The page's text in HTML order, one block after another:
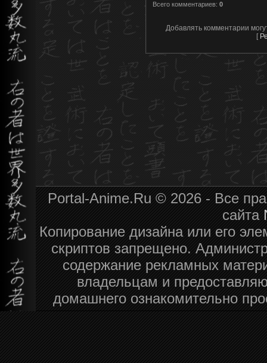
Всего комментариев: 0
Добавлять комментарии
[
Portal-Anime.Ru © 2026 - Все
сайта
Копирование дизайна или его
скриптов запрещено.
содержание рекламных
владельцам и
домашнего ознакомительно